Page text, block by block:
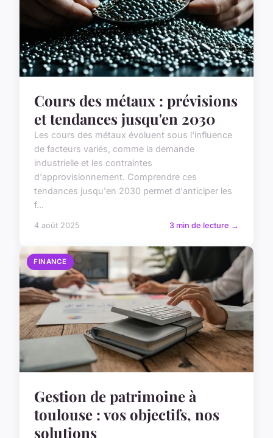
Cours des métaux : prévisions
et tendances jusqu'en 2030
Les cours des métaux évoluent sous l'influence
de facteurs variés, comme la demande
industrielle et les contraintes
d'approvisionnement. Comprendre ces
tendances jusqu'en 2030 permet d'anticiper les
f...
4 août 2025 3 min de lecture →
FINANCE
Gestion de patrimoine à
toulouse : vos objectifs, nos
solutions